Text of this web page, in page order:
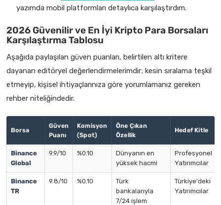
yazımda mobil platformları detaylıca karşılaştırdım.
2026 Güvenilir ve En İyi Kripto Para Borsaları
Karşılaştırma Tablosu
Aşağıda paylaşılan güven puanları, belirtilen altı kritere
dayanan editöryel değerlendirmelerimdir; kesin sıralama teşkil
etmeyip, kişisel ihtiyaçlarınıza göre yorumlamanız gereken
rehber niteliğindedir.
Borsa
Güven
Puanı
Komisyon
(Spot)
Öne Çıkan
Özellik
Hedef Kitle
Binance
Global
9.9/10 %0.10
Dünyanın en
yüksek hacmi
Profesyonel
Yatırımcılar
Binance
TR
9.8/10 %0.10
Türk
bankalarıyla
7/24 işlem
Türkiye'deki
Yatırımcılar